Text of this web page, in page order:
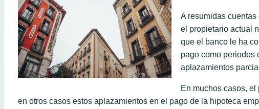
A resumidas
el propietario actual
que el banco le ha
pago como periodos
aplazamientos
En muchos casos,
en otros casos estos aplazamientos en el pago de la hipoteca